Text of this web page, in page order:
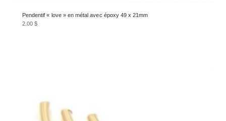
Pendentif « love » en métal avec époxy 49 x 21mm
2.00$